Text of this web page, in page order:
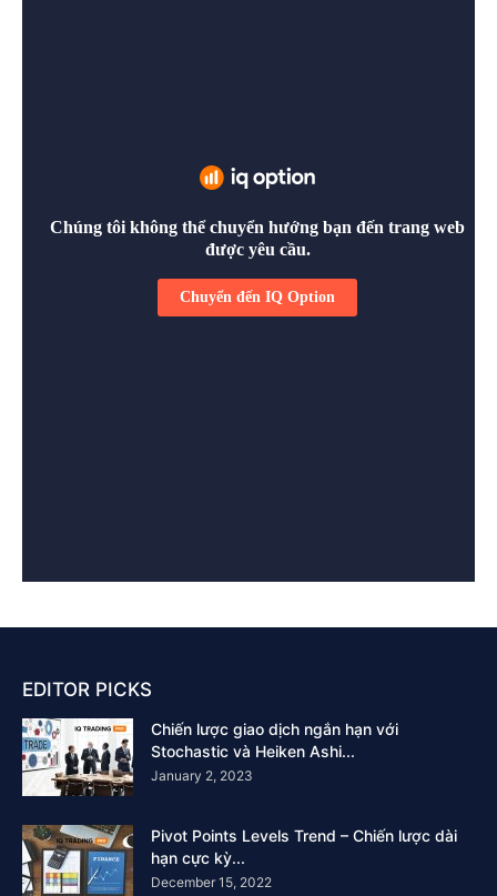
EDITOR PICKS
Chiến lược giao dịch ngắn hạn với
Stochastic và Heiken Ashi...
January 2, 2023
Pivot Points Levels Trend – Chiến lược dài
hạn cực kỳ...
December 15, 2022